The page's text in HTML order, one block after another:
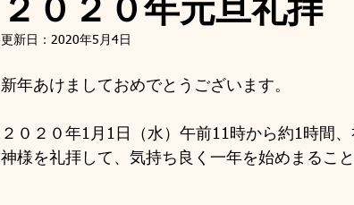
２０２０年元旦礼拝
更新日： 2020年5月4日
新年あけましておめでとうございます。
２０２０年1月1日（水）午前11時から約1時間、
神様を礼拝して、気持ち良く一年を始めまること